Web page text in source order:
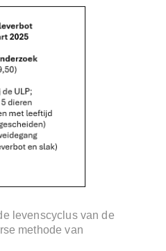
levenscyclus van de
methode van